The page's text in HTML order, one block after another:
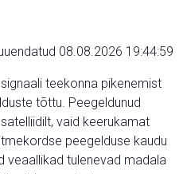
08.08.2026 19:44:59
teekonna pikenemist
tõttu. Peegeldunud
vaid keerukamat
peegelduse kaudu
veaallikad tulenevad madala